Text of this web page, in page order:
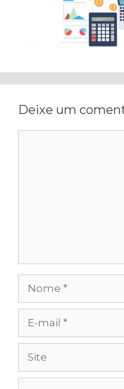
Deixe um
mail